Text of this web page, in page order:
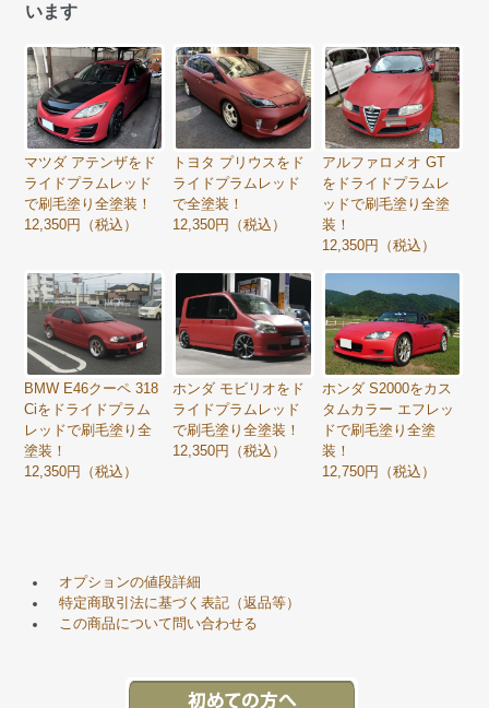
います
マツダ アテンザをド
ライドプラムレッド
で刷毛塗り全塗装！
12,350円（税込）
トヨタ プリウスをド
ライドプラムレッド
で全塗装！
12,350円（税込）
アルファロメオ GT
をドライドプラムレ
ッドで刷毛塗り全塗
装！
12,350円（税込）
BMW E46クーペ 318
Ciをドライドプラム
レッドで刷毛塗り全
塗装！
12,350円（税込）
ホンダ モビリオをド
ライドプラムレッド
で刷毛塗り全塗装！
12,350円（税込）
ホンダ S2000をカス
タムカラー エフレッ
ドで刷毛塗り全塗
装！
12,750円（税込）
オプションの値段詳細
特定商取引法に基づく表記（返品等）
この商品について問い合わせる